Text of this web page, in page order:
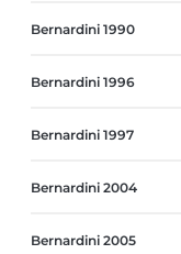
Bernardini 1990
Bernardini 1996
Bernardini 1997
Bernardini 2004
Bernardini 2005